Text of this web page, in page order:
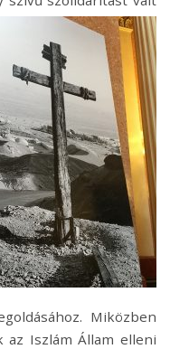
Miközben
az Iszlám Állam elleni